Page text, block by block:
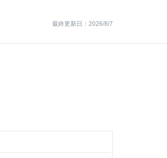
最終更新日：2026/8/7